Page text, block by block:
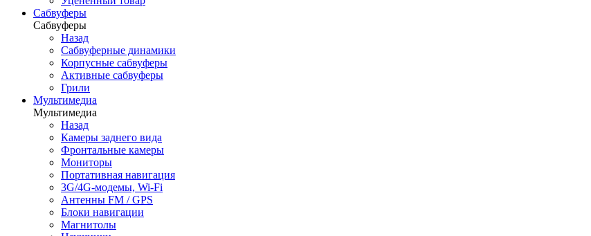
Сабвуферы
Сабвуферы
Назад
Сабвуферные динамики
Корпусные сабвуферы
Активные сабвуферы
Грили
Мультимедиа
Мультимедиа
Назад
Камеры заднего вида
Фронтальные камеры
Мониторы
Портативная навигация
3G/4G-модемы, Wi-Fi
Антенны FM / GPS
Блоки навигации
Магнитолы